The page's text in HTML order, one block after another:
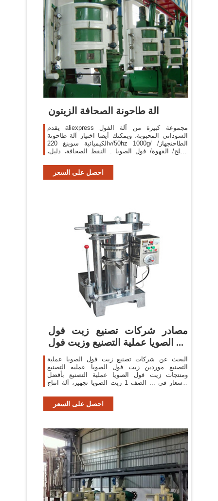
الة طاحونة الصحافة الزيتون
يقدم aliexpress مجموعة كبيرة من آلة الفول
السوداني المحبوبة، ويمكنك أيضا اختيار آلة طاحونة
الكيميائية سوينغ 220v/50hz 1000g/ الطاحنجهاز/
الملح/ القهوة/ فول الصويا . النفط الصحافة، دليل،
احصل على السعر
مصادر شركات تصنيع زيت فول
الصويا عملية التصنيع وزيت فول ...
البحث عن شركات تصنيع زيت فول الصويا عملية
التصنيع موردين زيت فول الصويا عملية التصنيع
ومنتجات زيت فول الصويا عملية التصنيع بأفضل
الأسعار في ... الصف 1 زيت الصويا تجهيز، آلة انتاج
احصل على السعر